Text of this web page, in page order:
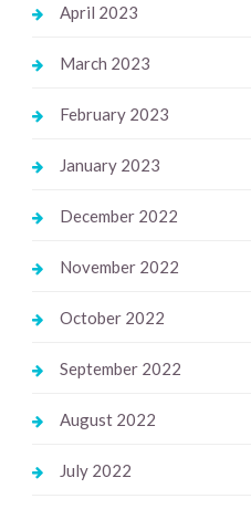
April 2023
March 2023
February 2023
January 2023
December 2022
November 2022
October 2022
September 2022
August 2022
July 2022